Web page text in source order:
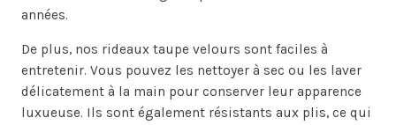
années.
De plus, nos rideaux taupe velours sont faciles à
entretenir. Vous pouvez les nettoyer à sec ou les laver
délicatement à la main pour conserver leur apparence
luxueuse. Ils sont également résistants aux plis, ce qui